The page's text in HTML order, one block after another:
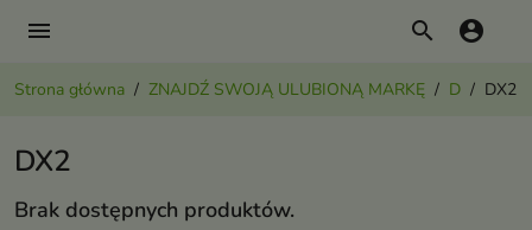
menu search account_circle
Strona główna ZNAJDŹ SWOJĄ ULUBIONĄ MARKĘ D DX2
DX2
Brak dostępnych produktów.